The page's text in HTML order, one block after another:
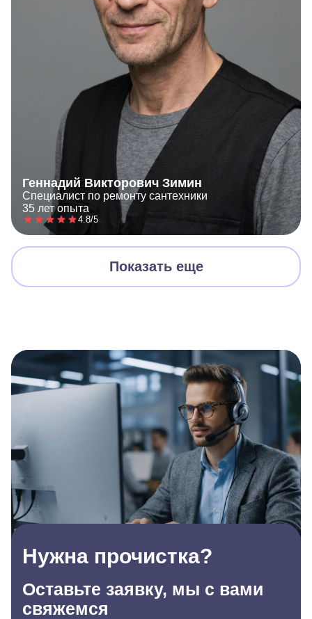
Геннадий Викторович Зимин
Специалист по ремонту сантехники
35 лет опыта
4.8/5
Показать еще
Нужна прочистка?
Оставьте заявку, мы с вами
свяжемся